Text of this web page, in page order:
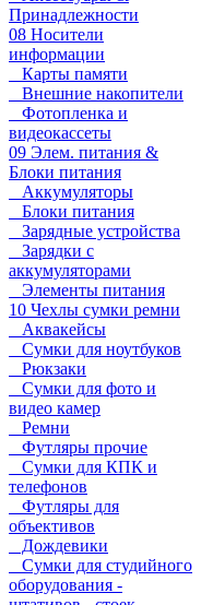
Принадлежности
08 Носители
информации
Карты памяти
Внешние накопители
Фотопленка и
видеокассеты
09 Элем. питания &
Блоки питания
Аккумуляторы
Блоки питания
Зарядные устройства
Зарядки с
аккумуляторами
Элементы питания
10 Чехлы сумки ремни
Аквакейсы
Сумки для ноутбуков
Рюкзаки
Сумки для фото и
видео камер
Ремни
Футляры прочие
Сумки для КПК и
телефонов
Футляры для
объективов
Дождевики
Сумки для студийного
оборудования -